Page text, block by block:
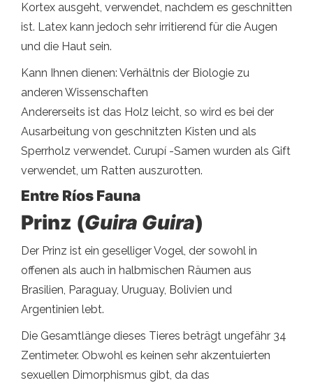
Kortex ausgeht, verwendet, nachdem es geschnitten
ist. Latex kann jedoch sehr irritierend für die Augen
und die Haut sein.
Kann Ihnen dienen: Verhältnis der Biologie zu
anderen Wissenschaften
Andererseits ist das Holz leicht, so wird es bei der
Ausarbeitung von geschnitzten Kisten und als
Sperrholz verwendet. Curupí -Samen wurden als Gift
verwendet, um Ratten auszurotten.
Entre Ríos Fauna
Prinz (Guira Guira)
Der Prinz ist ein geselliger Vogel, der sowohl in
offenen als auch in halbmischen Räumen aus
Brasilien, Paraguay, Uruguay, Bolivien und
Argentinien lebt.
Die Gesamtlänge dieses Tieres beträgt ungefähr 34
Zentimeter. Obwohl es keinen sehr akzentuierten
sexuellen Dimorphismus gibt, da das